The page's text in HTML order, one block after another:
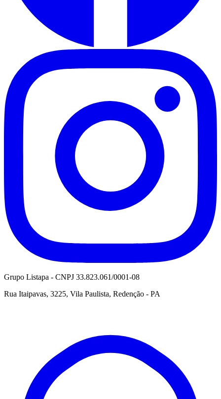
Grupo Listapa - CNPJ 33.823.061/0001-08
Rua Itaipavas, 3225, Vila Paulista, Redenção - PA